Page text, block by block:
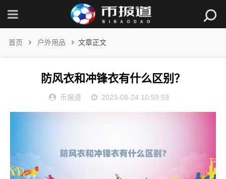
首页 户外用品 文章正文
防风衣和冲锋衣有什么区别？
币报道 2023-08-24 10:59:59